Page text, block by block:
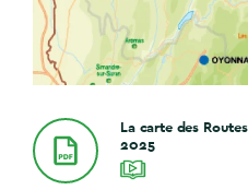
La carte des
2025